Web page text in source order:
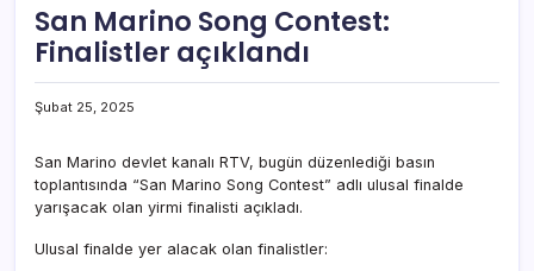
San Marino Song Contest:
Finalistler açıklandı
Şubat 25, 2025
San Marino devlet kanalı RTV, bugün düzenlediği basın
toplantısında “San Marino Song Contest” adlı ulusal finalde
yarışacak olan yirmi finalisti açıkladı.
Ulusal finalde yer alacak olan finalistler: